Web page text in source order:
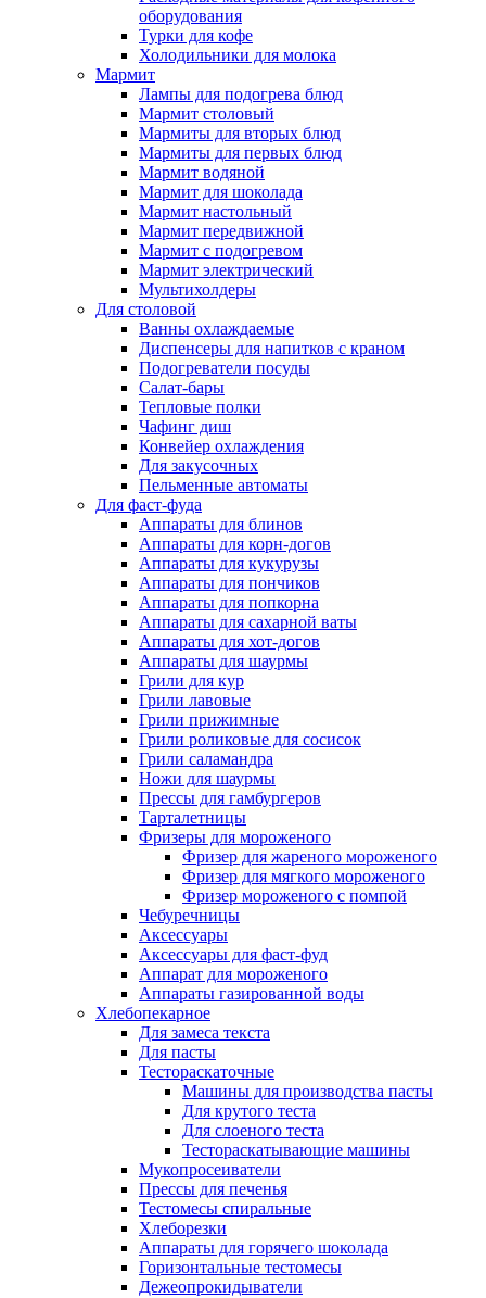
оборудования
Турки для кофе
Холодильники для молока
Мармит
Лампы для подогрева блюд
Мармит столовый
Мармиты для вторых блюд
Мармиты для первых блюд
Мармит водяной
Мармит для шоколада
Мармит настольный
Мармит передвижной
Мармит с подогревом
Мармит электрический
Мультихолдеры
Для столовой
Ванны охлаждаемые
Диспенсеры для напитков с краном
Подогреватели посуды
Салат-бары
Тепловые полки
Чафинг диш
Конвейер охлаждения
Для закусочных
Пельменные автоматы
Для фаст-фуда
Аппараты для блинов
Аппараты для корн-догов
Аппараты для кукурузы
Аппараты для пончиков
Аппараты для попкорна
Аппараты для сахарной ваты
Аппараты для хот-догов
Аппараты для шаурмы
Грили для кур
Грили лавовые
Грили прижимные
Грили роликовые для сосисок
Грили саламандра
Ножи для шаурмы
Прессы для гамбургеров
Тарталетницы
Фризеры для мороженого
Фризер для жареного мороженого
Фризер для мягкого мороженого
Фризер мороженого с помпой
Чебуречницы
Аксессуары
Аксессуары для фаст-фуд
Аппарат для мороженого
Аппараты газированной воды
Хлебопекарное
Для замеса текста
Для пасты
Тестораскаточные
Машины для производства пасты
Для крутого теста
Для слоеного теста
Тестораскатывающие машины
Мукопросеиватели
Прессы для печенья
Тестомесы спиральные
Хлеборезки
Аппараты для горячего шоколада
Горизонтальные тестомесы
Дежеопрокидыватели